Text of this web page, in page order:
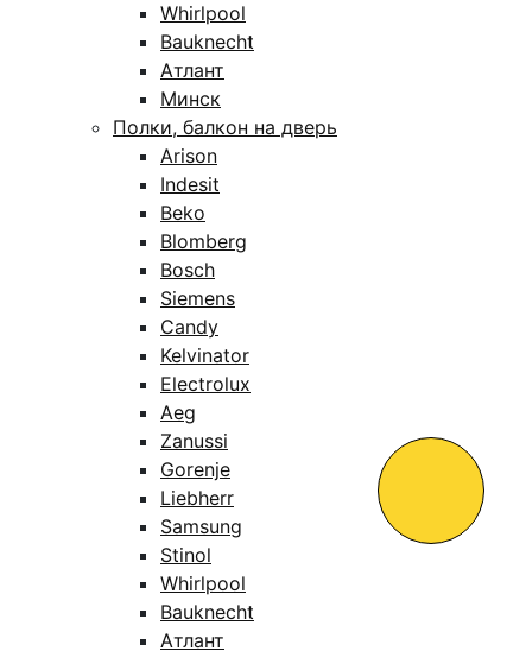
Whirlpool
Bauknecht
Атлант
Минск
Полки, балкон на дверь
Arison
Indesit
Beko
Blomberg
Bosch
Siemens
Candy
Kelvinator
Electrolux
Aeg
Zanussi
Gorenje
Liebherr
Samsung
Stinol
Whirlpool
Bauknecht
Атлант